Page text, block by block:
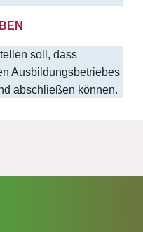
soll, dass
Ausbildungsbetriebes
abschließen können.